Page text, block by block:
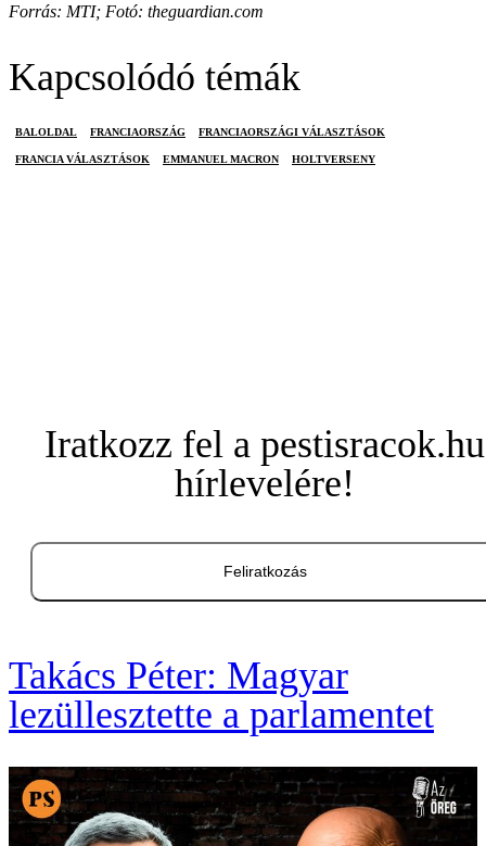
Forrás: MTI; Fotó: theguardian.com
Kapcsolódó témák
BALOLDAL FRANCIAORSZÁG FRANCIAORSZÁGI VÁLASZTÁSOK
FRANCIA VÁLASZTÁSOK EMMANUEL MACRON HOLTVERSENY
Iratkozz fel a pestisracok.hu
hírlevelére!
Feliratkozás
Takács Péter: Magyar
lezüllesztette a parlamentet